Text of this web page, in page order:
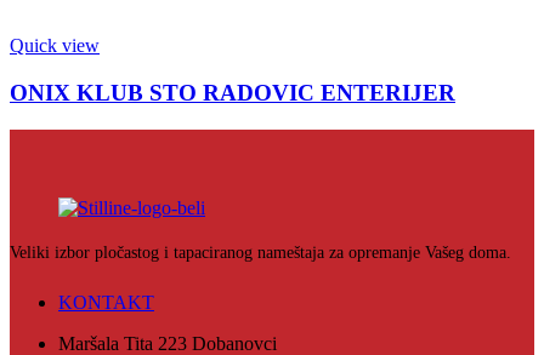
Quick view
ONIX KLUB STO RADOVIC ENTERIJER
Veliki izbor pločastog i tapaciranog nameštaja za opremanje Vašeg doma.
KONTAKT
Maršala Tita 223 Dobanovci